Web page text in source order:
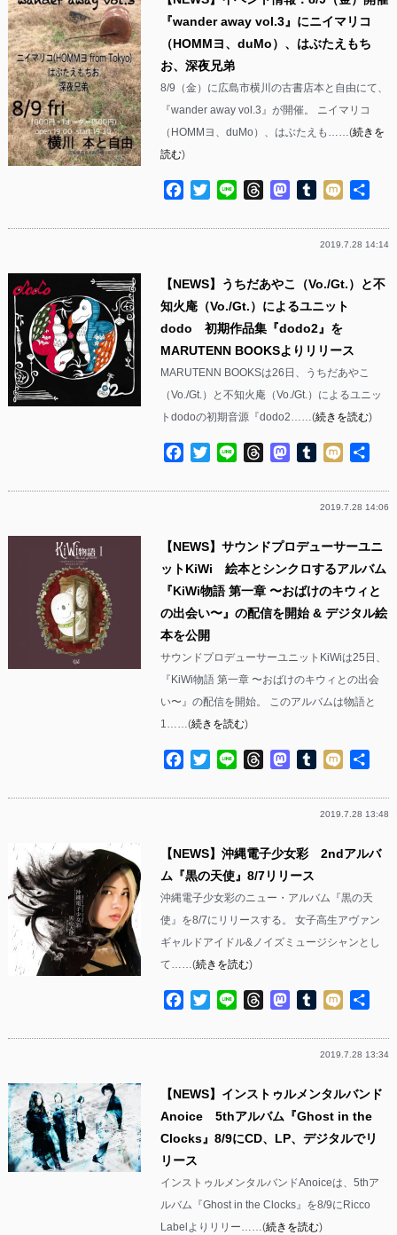
『wander away vol.3』にニイマリコ
（HOMMヨ、duMo）、はぶたえもち
お、深夜兄弟
8/9（金）に広島市横川の古書店本と自由にて、
『wander away vol.3』が開催。 ニイマリコ
（HOMMヨ、duMo）、はぶたえも……(続きを
読む)
Facebook
TwitterLine ThreadsMastodon
Tumblr
Mixi
2019.7.28 14:14
【NEWS】うちだあやこ（Vo./Gt.）と不
知火庵（Vo./Gt.）によるユニット
dodo 初期作品集『dodo2』を
MARUTENN BOOKSよりリリース
MARUTENN BOOKSは26日、うちだあやこ
（Vo./Gt.）と不知火庵（Vo./Gt.）によるユニッ
トdodoの初期音源『dodo2……(続きを読む)
Facebook
TwitterLine ThreadsMastodon
Tumblr
Mixi
2019.7.28 14:06
【NEWS】サウンドプロデューサーユニ
ットKiWi 絵本とシンクロするアルバム
『KiWi物語 第一章 〜おばけのキウィと
の出会い〜』の配信を開始 & デジタル絵
本を公開
サウンドプロデューサーユニットKiWiは25日、
『KiWi物語 第一章 〜おばけのキウィとの出会
い〜』の配信を開始。 このアルバムは物語と
1……(続きを読む)
Facebook
TwitterLine ThreadsMastodon
Tumblr
Mixi
2019.7.28 13:48
【NEWS】沖縄電子少女彩 2ndアルバ
ム『黒の天使』8/7リリース
沖縄電子少女彩のニュー・アルバム『黒の天
使』を8/7にリリースする。 女子高生アヴァン
ギャルドアイドル&ノイズミュージシャンとし
て……(続きを読む)
Facebook
TwitterLine ThreadsMastodon
Tumblr
Mixi
2019.7.28 13:34
【NEWS】インストゥルメンタルバンド
Anoice 5thアルバム『Ghost in the
Clocks』8/9にCD、LP、デジタルでリ
リース
インストゥルメンタルバンドAnoiceは、5thア
ルバム『Ghost in the Clocks』を8/9にRicco
Labelよりリリー……(続きを読む)